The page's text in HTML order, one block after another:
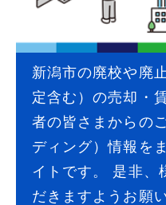
新潟市の廃校や廃
定含む）の売却・
者の皆さまからの
ディング）情報を
イトです。 是非、
だきますようお願